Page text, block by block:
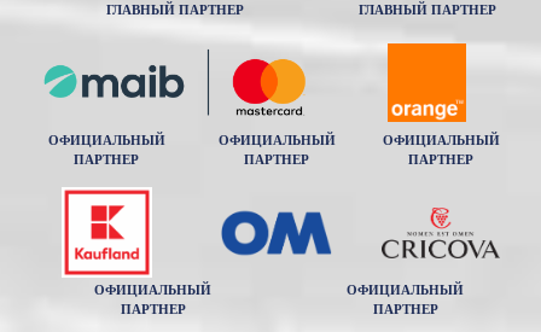
ГЛАВНЫЙ ПАРТНЕР ГЛАВНЫЙ ПАРТНЕР
ОФИЦИАЛЬНЫЙ
ПАРТНЕР
ОФИЦИАЛЬНЫЙ
ПАРТНЕР
ОФИЦИАЛЬНЫЙ
ПАРТНЕР
ОФИЦИАЛЬНЫЙ
ПАРТНЕР
ОФИЦИАЛЬНЫЙ
ПАРТНЕР